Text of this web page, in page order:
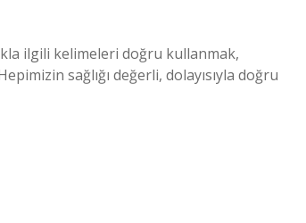
ilgili kelimeleri doğru kullanmak,
sağlığı değerli, dolayısıyla doğru